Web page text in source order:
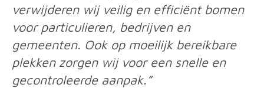
verwijderen wij veilig en efficiënt bomen
voor particulieren, bedrijven en
gemeenten. Ook op moeilijk bereikbare
plekken zorgen wij voor een snelle en
gecontroleerde aanpak.”